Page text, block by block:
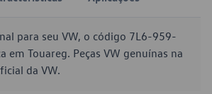
para seu VW, o código 7L6-959-
em Touareg. Peças VW genuínas na
da VW.